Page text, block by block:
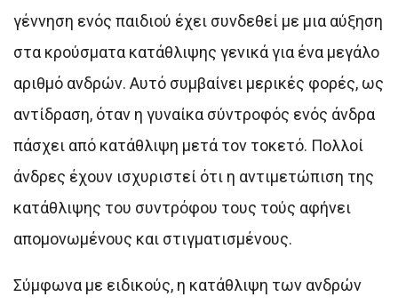
γέννηση ενός παιδιού έχει συνδεθεί με μια αύξηση
στα κρούσματα κατάθλιψης γενικά για ένα μεγάλο
αριθμό ανδρών. Αυτό συμβαίνει μερικές φορές, ως
αντίδραση, όταν η γυναίκα σύντροφός ενός άνδρα
πάσχει από κατάθλιψη μετά τον τοκετό. Πολλοί
άνδρες έχουν ισχυριστεί ότι η αντιμετώπιση της
κατάθλιψης του συντρόφου τους τούς αφήνει
απομονωμένους και στιγματισμένους.
Σύμφωνα με ειδικούς, η κατάθλιψη των ανδρών